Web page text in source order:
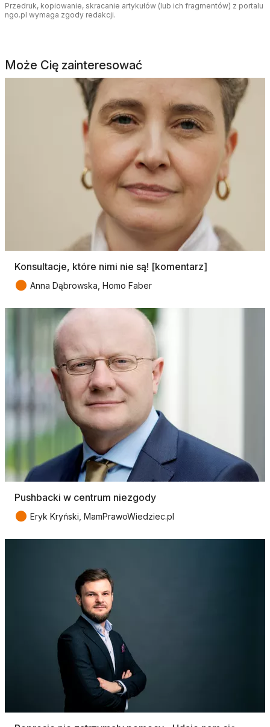
Przedruk, kopiowanie, skracanie artykułów (lub ich fragmentów) z portalu
ngo.pl wymaga zgody redakcji.
Może Cię zainteresować
Konsultacje, które nimi nie są! [komentarz]
● Anna Dąbrowska, Homo Faber
Pushbacki w centrum niezgody
● Eryk Kryński, MamPrawoWiedziec.pl